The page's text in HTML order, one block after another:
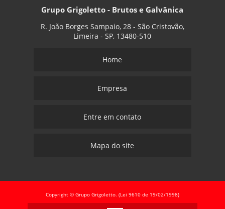
Grupo Grigoletto - Brutos e Galvânica
R. João Borges Sampaio, 28 - São Cristovão,
Limeira - SP, 13480-510
Home
Empresa
Entre em contato
Mapa do site
Copyright © Grupo Grigoletto. (Lei 9610 de 19/02/1998)